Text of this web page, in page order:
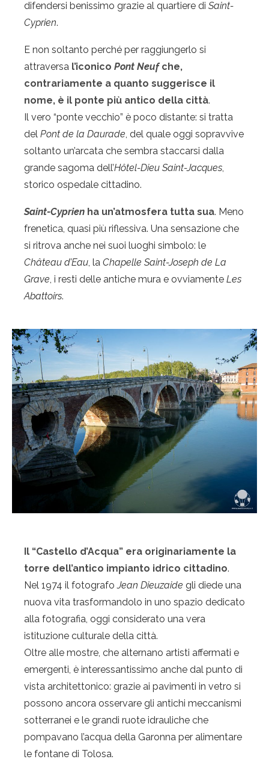
difendersi benissimo grazie al quartiere di Saint-
Cyprien.
E non soltanto perché per raggiungerlo si
attraversa l’iconico Pont Neuf che,
contrariamente a quanto suggerisce il
nome, è il ponte più antico della città.
Il vero “ponte vecchio” è poco distante: si tratta
del Pont de la Daurade , del quale oggi sopravvive
soltanto un’arcata che sembra staccarsi dalla
grande sagoma dell’Hôtel-Dieu Saint-Jacques
storico ospedale cittadino.
Saint-Cyprien ha un’atmosfera tutta sua. Meno
frenetica, quasi più riflessiva. Una sensazione che
si ritrova anche nei suoi luoghi simbolo: le
Château d’Eau, la Chapelle Saint-Joseph de La
Grave, i resti delle antiche mura e ovviamente Les
Abattoirs.
Il “Castello d’Acqua” era originariamente la
torre dell’antico impianto idrico cittadino.
Nel 1974 il fotografoJean Dieuzaide gli diede una
nuova vita trasformandolo in uno spazio dedicato
alla fotografia, oggi considerato una vera
istituzione culturale della città.
Oltre alle mostre, che alternano artisti affermati e
emergenti, è interessantissimo anche dal punto di
vista architettonico: grazie ai pavimenti in vetro si
possono ancora osservare gli antichi meccanismi
sotterranei e le grandi ruote idrauliche che
pompavano l’acqua della Garonna per alimentare
le fontane di Tolosa.